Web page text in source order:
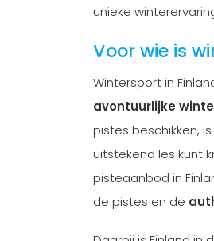
unieke
Voor wie is
Wintersport in
avontuurlijke
pistes beschikken,
uitstekend les kunt
pisteaanbod in
de pistes en de